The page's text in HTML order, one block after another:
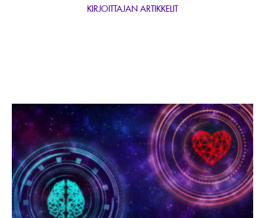
KIRJOITTAJAN ARTIKKELIT
Lue
artikkeli
Vaikuta
tunteisiin
–
käytä
ääntä!